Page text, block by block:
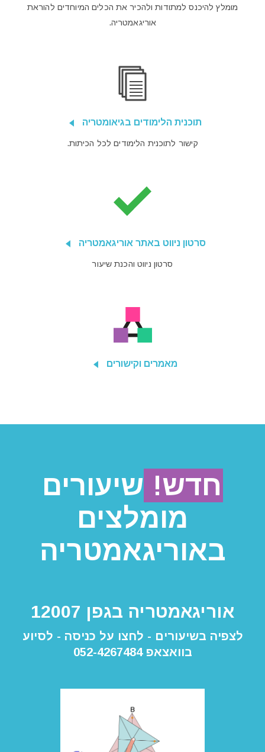
מומלץ להיכנס למתודות ולהכיר את הכלים המיוחדים להוראת
אוריגאמטריה.
תוכנית הלימודים בגיאומטריה
קישור לתוכנית הלימודים לכל הכיתות.
סרטון ניווט באתר אוריגאמטריה
סרטון ניווט והכנת שיעור
מאמרים וקישורים
חדש! שיעורים
מומלצים
באוריגאמטריה
אוריגאמטריה בגפן 12007
לצפיה בשיעורים - לחצו על כניסה - לסיוע
בוואצאפ 052-4267484